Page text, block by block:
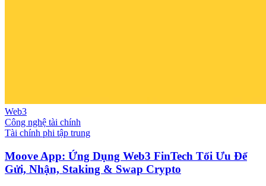
Web3
Công nghệ tài chính
Tài chính phi tập trung
Moove App: Ứng Dụng Web3 FinTech Tối Ưu Để
Gửi, Nhận, Staking & Swap Crypto